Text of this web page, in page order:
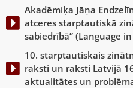
Akadēmiķa Jāņa
atceres starptautiskā
sabiedrībā” (Language
10. starptautiskais
raksti un raksti Latvijā
aktualitātes un